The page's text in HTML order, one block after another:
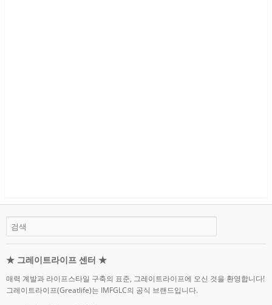
★ 그레이트라이프 센터 ★
매력 계발과 라이프스타일 구축의 표준, 그레이트라이프에 오신 것을 환영합니다!
그레이트라이프(Greatlife)는 IMFGLC의 공식 브랜드입니다.